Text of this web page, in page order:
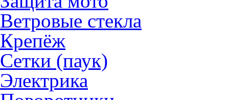
Ветровые стекла
Крепёж
Сетки (паук)
Электрика